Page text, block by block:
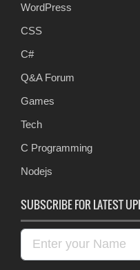
WordPress
CSS
C#
Q&A Forum
Games
Tech
C Programming
Nodejs
SUBSCRIBE FOR LATEST